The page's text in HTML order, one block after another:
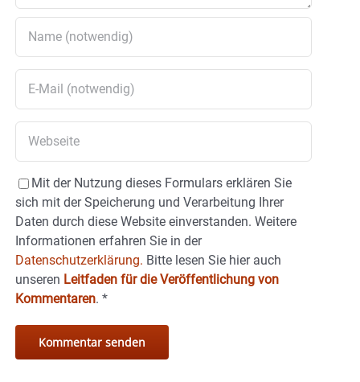
Mit der Nutzung dieses Formulars erklären Sie
sich mit der Speicherung und Verarbeitung Ihrer
Daten durch diese Website einverstanden. Weitere
Informationen erfahren Sie in der
Datenschutzerklärung. Bitte lesen Sie hier auch
unseren Leitfaden für die Veröffentlichung von
Kommentaren. *